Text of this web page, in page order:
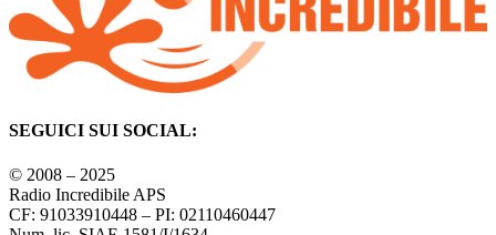
SEGUICI SUI SOCIAL:
© 2008 – 2025
Radio Incredibile APS
CF: 91033910448 – PI: 02110460447